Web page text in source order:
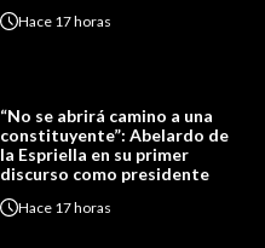
Hace 17 horas
“No se abrirá camino a una
constituyente”: Abelardo de
la Espriella en su primer
discurso como presidente
Hace 17 horas